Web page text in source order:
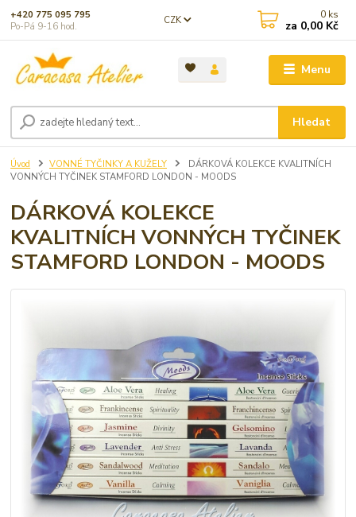
Menu
CZK
Hledat
+420 775 095 795
Po-Pá 9-16 hod.
0 ks
za 0,00 Kč
Úvod VONNÉ TYČINKY A KUŽELY
DÁRKOVÁ KOLEKCE KVALITNÍCH
VONNÝCH TYČINEK STAMFORD LONDON - MOODS
DÁRKOVÁ KOLEKCE
KVALITNÍCH VONNÝCH TYČINEK
STAMFORD LONDON - MOODS